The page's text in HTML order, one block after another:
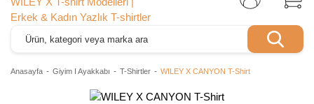
Anasayfa Giyim I Ayakkabı T-Shirtler WILEY X CANYON T-Shirt